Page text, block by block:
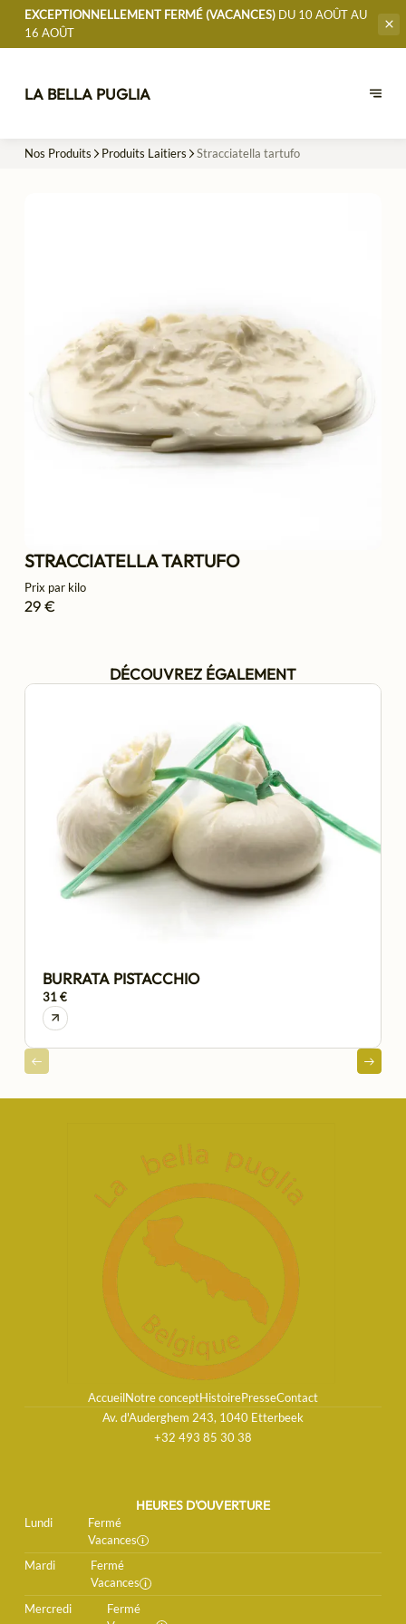
EXCEPTIONNELLEMENT FERMÉ (VACANCES)DU 10 AOÛT AU
16 AOÛT
LA BELLA PUGLIA
Nos Produits Produits Laitiers Stracciatella tartufo
STRACCIATELLA TARTUFO
Prix par kilo
29 €
DÉCOUVREZ ÉGALEMENT
BURRATA PISTACCHIO
31 €
AccueilNotre conceptHistoirePresseContact
Av. d'Auderghem 243, 1040 Etterbeek
+32 493 85 30 38
HEURES D'OUVERTURE
Lundi Fermé
Vacances
Mardi Fermé
Vacances
Mercredi Fermé